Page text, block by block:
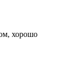
хорошо